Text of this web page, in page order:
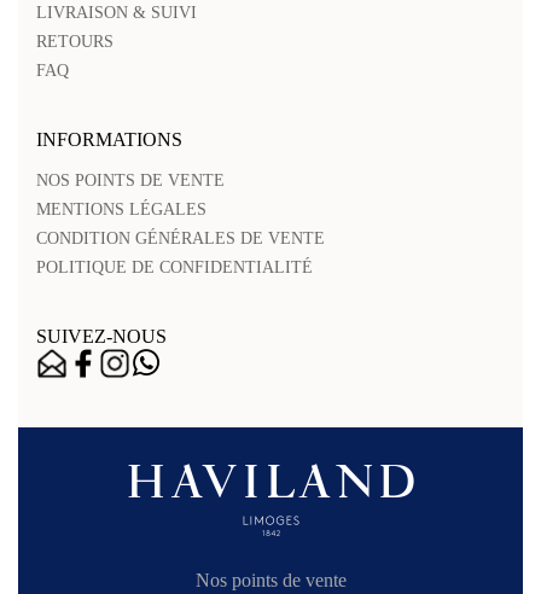
LIVRAISON & SUIVI
RETOURS
FAQ
INFORMATIONS
NOS POINTS DE VENTE
MENTIONS LÉGALES
CONDITION GÉNÉRALES DE VENTE
POLITIQUE DE CONFIDENTIALITÉ
SUIVEZ-NOUS
Nos points de vente